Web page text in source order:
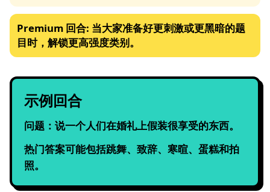
Premium 回合: 当大家准备好更刺激或更黑暗的题
目时，解锁更高强度类别。
示例回合
问题：说一个人们在婚礼上假装很享受的东西。
热门答案可能包括跳舞、致辞、寒暄、蛋糕和拍
照。